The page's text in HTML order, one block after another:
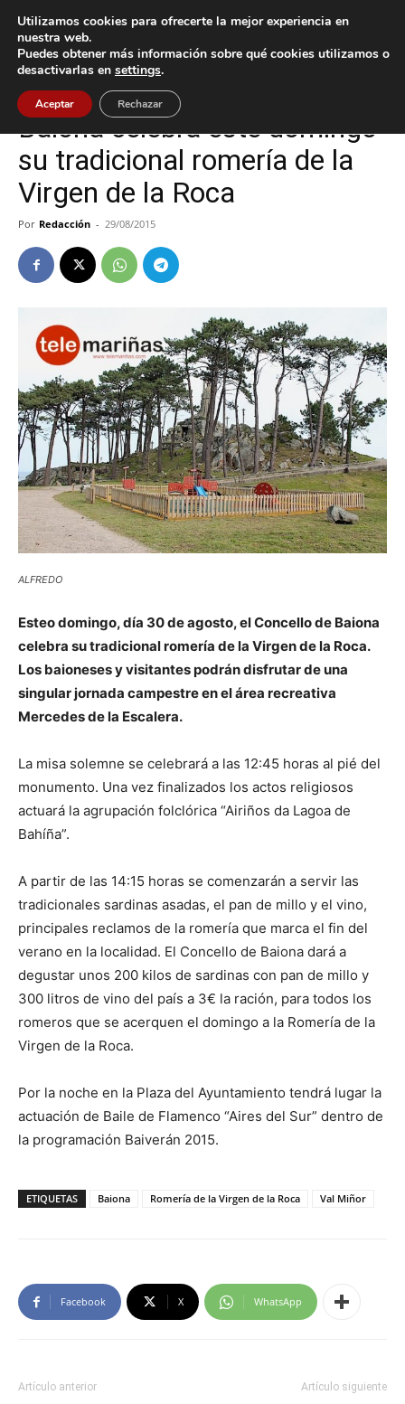
Inicio Baiona
Baiona
Baiona celebra este domingo
su tradicional romería de la
Virgen de la Roca
Por Redacción - 29/08/2015
ALFREDO
Esteo domingo, día 30 de agosto, el Concello de Baiona
celebra su tradicional romería de la Virgen de la Roca.
Los baioneses y visitantes podrán disfrutar de una
singular jornada campestre en el área recreativa
Mercedes de la Escalera.
La misa solemne se celebrará a las 12:45 horas al pié del
monumento. Una vez finalizados los actos religiosos
actuará la agrupación folclórica “Airiños da Lagoa de
Bahíña”.
A partir de las 14:15 horas se comenzarán a servir las
tradicionales sardinas asadas, el pan de millo y el vino,
principales reclamos de la romería que marca el fin del
verano en la localidad. El Concello de Baiona dará a
degustar unos 200 kilos de sardinas con pan de millo y
300 litros de vino del país a 3€ la ración, para todos los
romeros que se acerquen el domingo a la Romería de la
Virgen de la Roca.
Por la noche en la Plaza del Ayuntamiento tendrá lugar la
actuación de Baile de Flamenco “Aires del Sur” dentro de
la programación Baiverán 2015.
ETIQUETAS Baiona Romería de la Virgen de la Roca Val Miñor
Facebook X WhatsApp
Artículo anterior Artículo siguiente
Utilizamos cookies para ofrecerte la mejor experiencia en
nuestra web.
Puedes obtener más información sobre qué cookies utilizamos o
desactivarlas en settings.
Aceptar Rechazar